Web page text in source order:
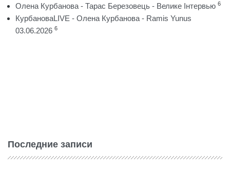
Олена Курбанова - Тарас Березовець - Велике Інтервью 6
КурбановаLIVE - Олена Курбанова - Ramis Yunus
03.06.2026 6
Последние записи